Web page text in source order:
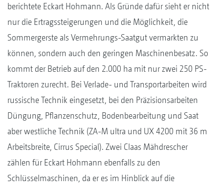
berichtete Eckart Hohmann. Als Gründe dafür sieht er nicht
nur die Ertragssteigerungen und die Möglichkeit, die
Sommergerste als Vermehrungs-Saatgut vermarkten zu
können, sondern auch den geringen Maschinenbesatz. So
kommt der Betrieb auf den 2.000 ha mit nur zwei 250 PS-
Traktoren zurecht. Bei Verlade- und Transportarbeiten wird
russische Technik eingesetzt, bei den Präzisionsarbeiten
Düngung, Pflanzenschutz, Bodenbearbeitung und Saat
aber westliche Technik (ZA-M ultra und UX 4200 mit 36 m
Arbeitsbreite, Cirrus Special). Zwei Claas Mähdrescher
zählen für Eckart Hohmann ebenfalls zu den
Schlüsselmaschinen, da er es im Hinblick auf die